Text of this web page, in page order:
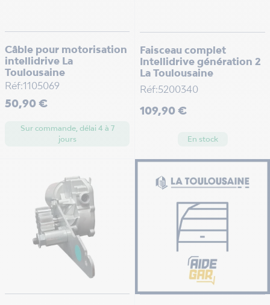
Câble pour motorisation
intellidrive La
Toulousaine
Réf:1105069
Prix
50,90 €
Sur commande, délai 4 à 7
jours
Faisceau complet
Intellidrive génération 2
La Toulousaine
Réf:5200340
Prix
109,90 €
En stock